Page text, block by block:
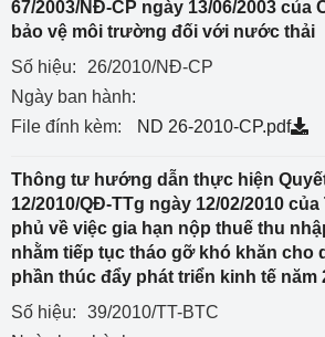
67/2003/NĐ-CP ngày 13/06/2003 của
bảo vệ môi trường đối với nước thải
Số hiệu:
26/2010/NĐ-CP
Ngày ban hành:
File đính kèm:
ND 26-2010-CP.pdf
Thông tư hướng dẫn thực hiện
12/2010/QĐ-TTg ngày 12/02/2010
phủ về việc gia hạn nộp thuế thu
nhằm tiếp tục tháo gỡ khó khăn cho
phần thúc đẩy phát triển kinh tế năm
Số hiệu:
39/2010/TT-BTC